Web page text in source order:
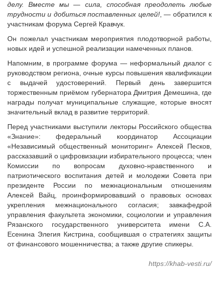
делу. Вместе мы — сила, способная преодолеть любые
трудности и добиться поставленных целей!, — обратился к
участникам форума Сергей Кравчук.
Он пожелал участникам мероприятия плодотворной работы,
новых идей и успешной реализации намеченных планов.
Напомним, в программе форума — неформальный диалог с
руководством региона, очные курсы повышения квалификации
с выдачей удостоверений. Первый день завершится
торжественным приёмом губернатора Дмитрия Демешина, где
награды получат муниципальные служащие, которые вносят
значительный вклад в развитие территорий.
Перед участниками выступили лекторы Российского общества
«Знание»: федеральный координатор Ассоциации
«Независимый общественный мониторинг» Алексей Песков,
рассказавший о цифровизации избирательного процесса; член
Комиссии по вопросам духовно-нравственного и
патриотического воспитания детей и молодежи Совета при
президенте России по межнациональным отношениям
Алексей Вайц, проинформировавший о правовых основах
укрепления межнационального согласия; завкафедрой
управления факультета экономики, социологии и управления
Рязанского государственного университета имени С.А.
Есенина Элегия Кистрина, сообщившая о стратегиях защиты
от финансового мошенничества; а также другие спикеры.
https://khab-vesti.ru/